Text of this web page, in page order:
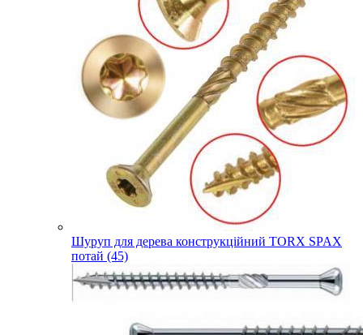
Шуруп для дерева конструкційний TORX SPAX
потай (45)